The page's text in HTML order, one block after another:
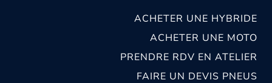
ACHETER UNE HYBRIDE
ACHETER UNE MOTO
PRENDRE RDV EN ATELIER
FAIRE UN DEVIS PNEUS